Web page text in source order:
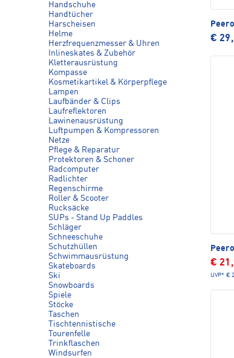
Handschuhe
Handtücher
Harscheisen
Helme
Herzfrequenzmesser & Uhren
Inlineskates & Zubehör
Kletterausrüstung
Kompasse
Kosmetikartikel & Körperpflege
Lampen
Laufbänder & Clips
Laufreflektoren
Lawinenausrüstung
Luftpumpen & Kompressoren
Netze
Pflege & Reparatur
Protektoren & Schoner
Radcomputer
Radlichter
Regenschirme
Roller & Scooter
Rucksäcke
SUPs - Stand Up Paddles
Schläger
Schneeschuhe
Schutzhüllen
Schwimmausrüstung
Skateboards
Ski
Snowboards
Spiele
Stöcke
Taschen
Tischtennistische
Tourenfelle
Trinkflaschen
Windsurfen
€
€
UVP* €